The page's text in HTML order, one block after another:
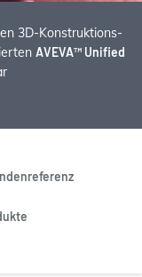
3D-Konstruktions-
AVEVA™ Unified